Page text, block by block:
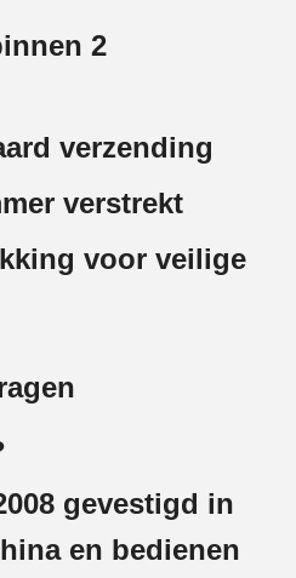
2
verzending
verstrekt
voor veilige
gevestigd in
en bedienen